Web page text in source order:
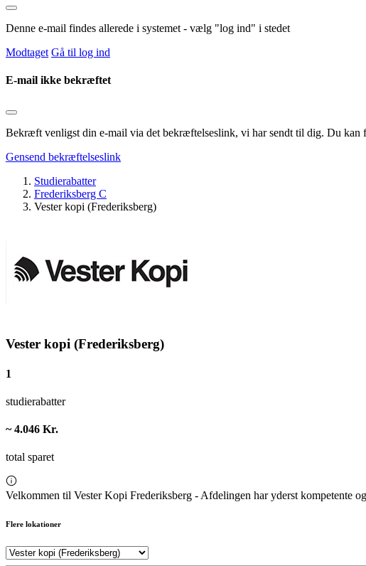
Denne e-mail findes allerede i systemet - vælg "log ind" i stedet
Modtaget Gå til log ind
E-mail ikke bekræftet
Bekræft venligst din e-mail via det bekræftelseslink, vi har sendt til dig. Du kan
Gensend bekræftelseslink
Studierabatter
Frederiksberg C
Vester kopi (Frederiksberg)
Vester kopi (Frederiksberg)
1
studierabatter
~ 4.046 Kr.
total sparet
Velkommen til Vester Kopi Frederiksberg - Afdelingen har yderst kompetente
Flere lokationer